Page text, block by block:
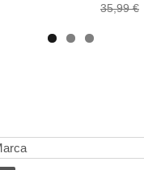
35,99 €